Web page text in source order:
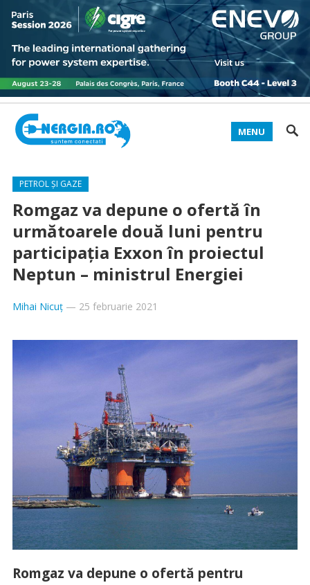
MENU
PETROL ȘI GAZE
Romgaz va depune o ofertă în
următoarele două luni pentru
participaţia Exxon în proiectul
Neptun – ministrul Energiei
Mihai Nicuț— 25 februarie 2021
Romgaz va depune o ofertă pentru